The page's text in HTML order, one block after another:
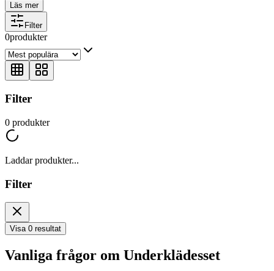
Läs mer
Filter
0produkter
Filter
0 produkter
Laddar produkter...
Filter
Visa 0 resultat
Vanliga frågor om Underklädesset